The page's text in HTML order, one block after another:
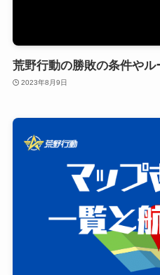
荒野行動の勝敗の条件や
2023年8月9日